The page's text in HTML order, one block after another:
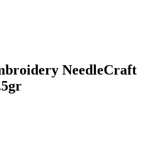
NeedleCraft